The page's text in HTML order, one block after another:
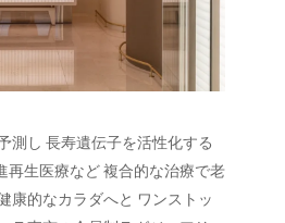
測し 長寿遺伝子を活性化する
生医療など 複合的な治療で老
康的なカラダへと ワンストッ